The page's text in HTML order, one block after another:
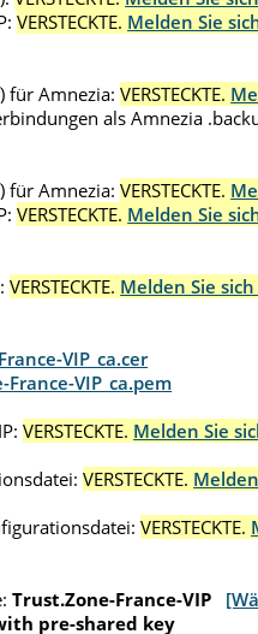
VERSTECKTE. Melden Sie
für Amnezia: VERSTECKTE.
als Amnezia
für Amnezia: VERSTECKTE.
VERSTECKTE. Melden Sie
VERSTECKTE. Melden Sie
VIP_ca.cer
France-VIP_ca.pem
VERSTECKTE. Melden Sie
VERSTECKTE.
VERSTECKTE.
Trust.Zone-France-VIP
pre-shared key